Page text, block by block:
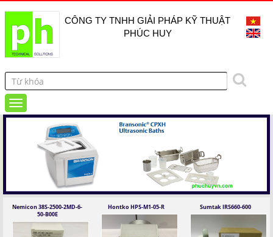
CÔNG TY TNHH GIẢI PHÁP KỸ THUẬT
PHÚC HUY
Nemicon 38S-2500-2MD-6-
50-B00E
Hontko HPS-M1-05-R Sumtak IRS660-600